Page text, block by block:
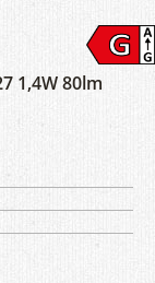
1,4W 80lm